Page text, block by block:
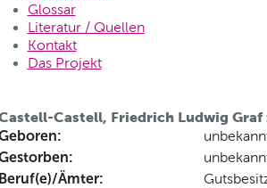
Glossar
Literatur / Quellen
Kontakt
Das Projekt
Castell, Friedrich Ludwig Graf
Ämter: